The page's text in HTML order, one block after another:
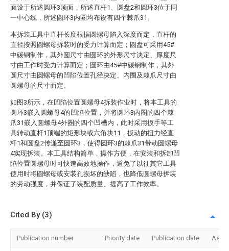
面设于所述圆环3顶面，所述直杆1、圆盘2和圆环3位于同
一中心线，所述圆环3内圈均布设有四个棘爪31。
本拆装工具中直杆长度根据圆螺母陷入深度而定，直杆的
直径按照圆螺母拆装时的受力计算而定；圆盘可采用45#
中碳钢制作，其外圆尺寸由圆环的外形尺寸决定、厚度尺
寸由工作时受力计算而定；圆环由45#中碳钢制作，其外
圆尺寸由圆螺母的凹陷位置孔径决定、内圈及棘爪尺寸由
圆螺母的尺寸而定。
如图3所示，在凹陷位置圆螺母4拆装作业时，将本工具的
圆环3嵌入圆螺母4的凹陷位置，并将圆环3内圈的四个棘
爪31嵌入圆螺母4外圈的四个凹槽内，此时采用扳手等工
具转动直杆1顶端的矩形块或六角块11，扳动的扭力经直
杆1和圆盘2传递至圆环3，使得圆环3的棘爪31带动圆螺母
4实现拆装。本工具结构简单，操作方便，在安装和拆卸凹
陷位置圆螺母时可快速高效地操作，避免了以往其它工具
使用时将圆螺母或安装孔损坏的缺陷，也降低圆螺母拆装
的劳动强度，并保证了装配质量、提高了工作效率。
Cited By (3)
Publication number Priority date Publication date